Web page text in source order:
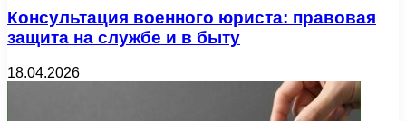
Консультация военного юриста: правовая
защита на службе и в быту
18.04.2026